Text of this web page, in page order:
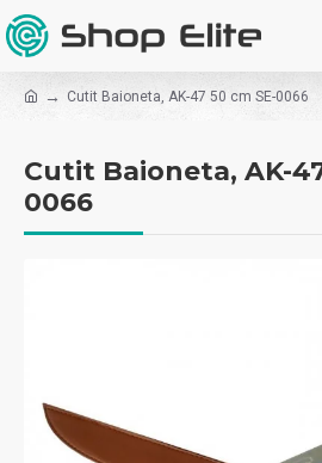
Cutit Baioneta, AK-47 50 cm SE-0066
Cutit Baioneta, AK-
0066